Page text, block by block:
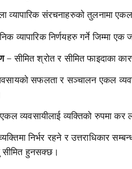
व्यापारिक संरचनाहरुको तुलनामा
व्यापारिक निर्णयहरु गर्ने जिम्मा एक
–सीमित श्रोत र सीमित फाइदाका
सफलता र सञ्चालन एकल
एकल व्यवसायीलाई व्यक्तिको रुपमा कर
निर्भर रहने र उत्तराधिकार
हुनसक्छ।